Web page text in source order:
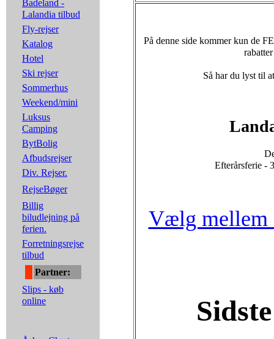
Badeland -
Lalandia tilbud
Fly-rejser
Katalog
Hotel
Ski rejser
Sommerhus
Weekend/mini
Luksus
Camping
BytBolig
Afbudsrejser
Div. Rejser.
RejseBøger
Billig
biludlejning på
ferien.
Forretningsrejse
tilbud
Partner:
Slips - køb
online
På denne side kommer kun de
Så har du lyst til
Efterårsferie -
Vælg mellem